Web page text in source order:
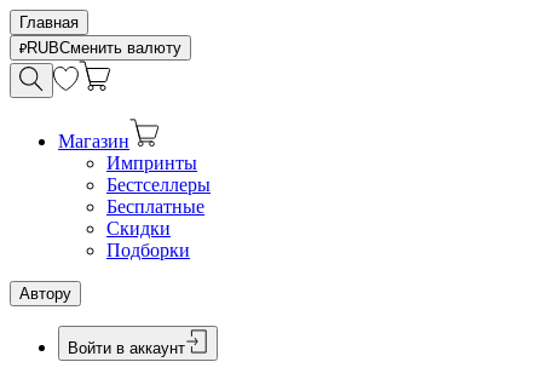
Главная
RUBСменить валюту
Магазин
Импринты
Бестселлеры
Бесплатные
Скидки
Подборки
Автору
Войти в аккаунт